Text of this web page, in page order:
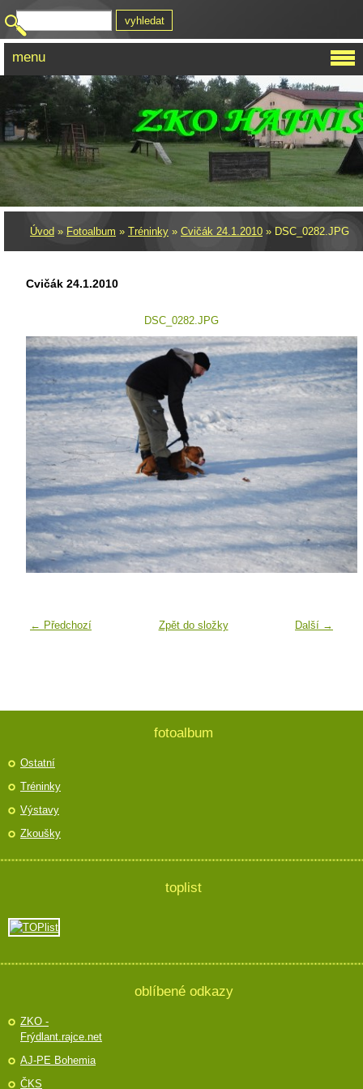
Úvod » Fotoalbum » Tréninky » Cvičák 24.1.2010 » DSC_0282.JPG
Cvičák 24.1.2010
DSC_0282.JPG
← Předchozí Další →
Zpět do složky
menu
fotoalbum
Ostatní
Tréninky
Výstavy
Zkoušky
toplist
oblíbené odkazy
ZKO -
Frýdlant.rajce.net
AJ-PE Bohemia
ČKS